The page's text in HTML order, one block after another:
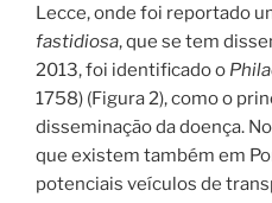
Lecce, onde foi reportado
fastidiosa, que se tem
2013, foi identificado o
1758) (Figura 2), como o
disseminação da doença.
que existem também em
potenciais veículos de